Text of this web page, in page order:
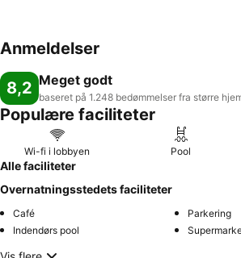
Anmeldelser
8,2 Meget godt
baseret på 1.248 bedømmelser fra større
Populære faciliteter
Wi-fi i lobbyen Pool
Alle faciliteter
Overnatningsstedets faciliteter
Café
Parkering
Indendørs pool